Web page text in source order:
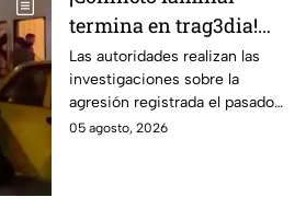
termina en trag3dia!
Extranjero priva de la
vida a sus exsuegros y
excuñada: uno era de
Guanajuato
Las autoridades realizan las
investigaciones sobre la
agresión registrada el pasado
martes 4 de agosto.
05 agosto, 2026